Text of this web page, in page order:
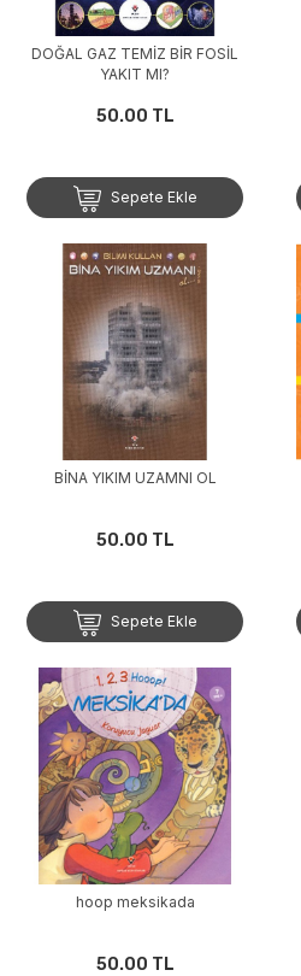
DOĞAL GAZ TEMİZ BİR FOSİL
YAKIT MI?
50.00 TL
Sepete Ekle
BİNA YIKIM UZAMNI OL
50.00 TL
Sepete Ekle
hoop meksikada
50.00 TL